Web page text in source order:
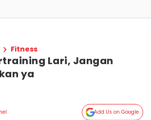
Fitness
Lari, Jangan
ya
Add Us on Google